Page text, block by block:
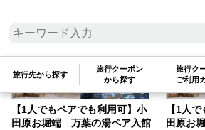
旅行先から探す
旅行クーポン
から探す
旅行ク
ご利用
【1人でもペアでも利用可】小
田原お堀端 万葉の湯ペア入館
【1人
田原お